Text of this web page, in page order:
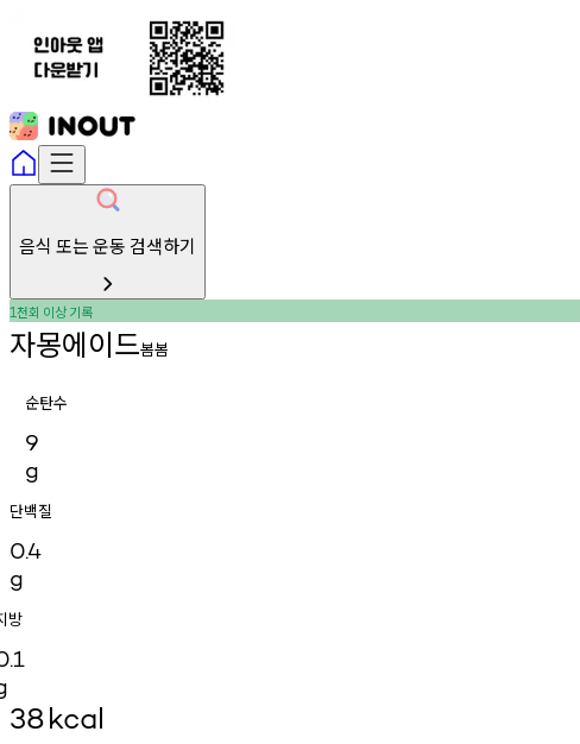
음식 또는 운동 검색하기
1천회 이상기록
자몽에이드봄봄
순탄수
9
g
단백질
0.4
g
방
38kcal